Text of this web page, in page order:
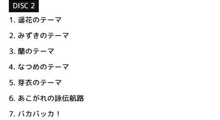
DISC 2
1. 遥花のテーマ
2. みずきのテーマ
3. 蘭のテーマ
4. なつめのテーマ
5. 芽衣のテーマ
6. あこがれの詠伝航路
7. バカバッカ！